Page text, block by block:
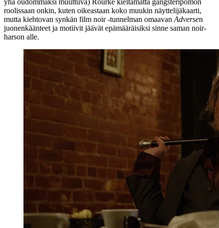
roolissaan onkin, kuten oikeastaan koko muukin näyttelijäkaarti,
mutta kiehtovan synkän film noir ‑tunnelman omaavan Adversen
juonenkäänteet ja motiivit jäävät epämääräisiksi sinne saman noir-
harson alle.